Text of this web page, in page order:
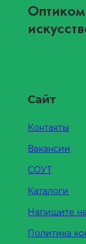
Сайт
Контакты
Вакансии
СОУТ
Каталоги
Напишите
Политика